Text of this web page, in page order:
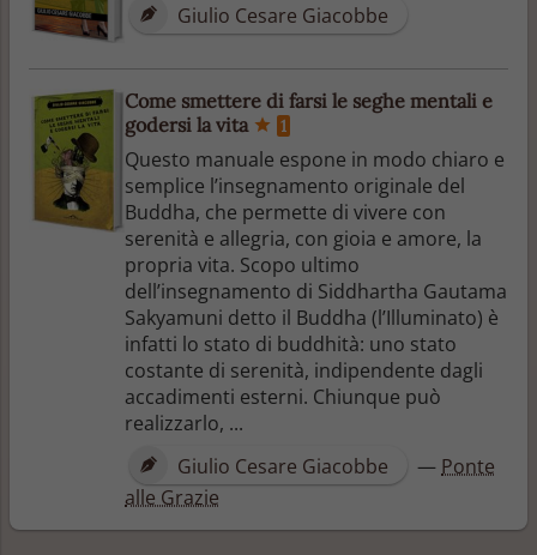
Giulio Cesare Giacobbe
Come smettere di farsi le seghe mentali e
godersi la vita
1
Questo manuale espone in modo chiaro e
semplice l’insegnamento originale del
Buddha, che permette di vivere con
serenità e allegria, con gioia e amore, la
propria vita. Scopo ultimo
dell’insegnamento di Siddhartha Gautama
Sakyamuni detto il Buddha (l’Illuminato) è
infatti lo stato di buddhità: uno stato
costante di serenità, indipendente dagli
accadimenti esterni. Chiunque può
realizzarlo, ...
Giulio Cesare Giacobbe
— Ponte
alle Grazie